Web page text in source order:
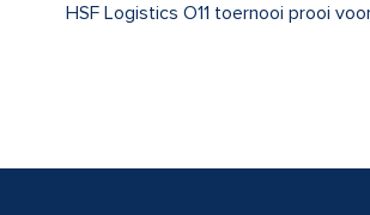
HSF Logistics O11 toernooi prooi